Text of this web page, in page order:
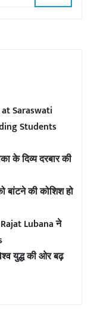
Saraswati
Students
के दिव्य दरबार की
बांटने की कोशिश हो
Lubana ने
युद्ध की ओर बढ़